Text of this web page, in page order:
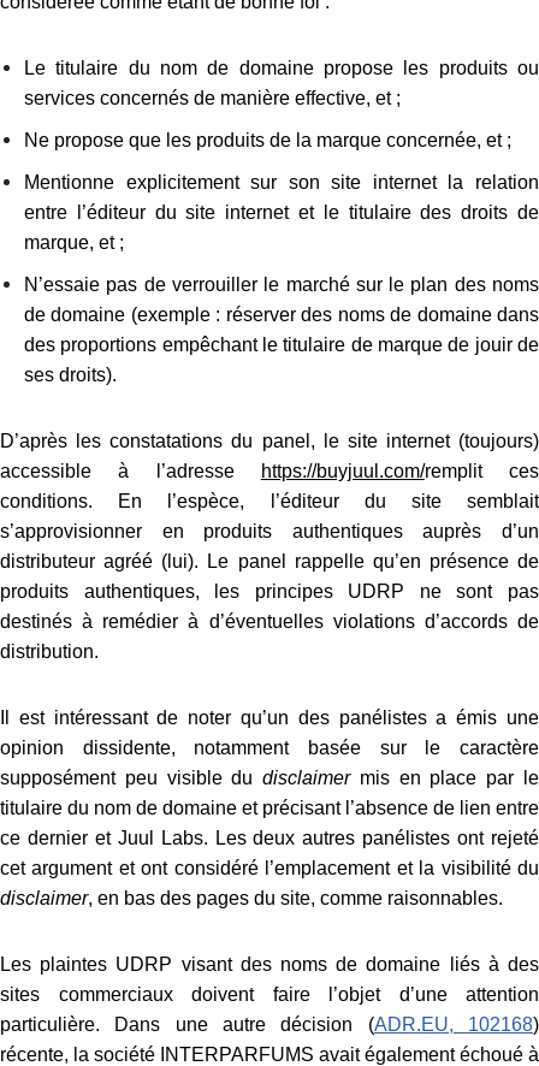
Le titulaire du nom de domaine propose les produits ou
services concernés de manière effective, et ;
Ne propose que les produits de la marque concernée, et ;
Mentionne explicitement sur son site internet la relation
entre l’éditeur du site internet et le titulaire des droits de
marque, et ;
N’essaie pas de verrouiller le marché sur le plan des noms
de domaine (exemple : réserver des noms de domaine dans
des proportions empêchant le titulaire de marque de jouir de
ses droits).
D’après les constatations du panel, le site internet (toujours)
accessible à l’adresse
https://buyjuul.com/remplit ces
conditions. En l’espèce, l’éditeur du site semblait
s’approvisionner en produits authentiques auprès d’un
distributeur agréé (lui). Le panel rappelle qu’en présence de
produits authentiques, les principes UDRP ne sont pas
destinés à remédier à d’éventuelles violations d’accords de
distribution.
Il est intéressant de noter qu’un des panélistes a émis une
opinion dissidente, notamment basée sur le caractère
supposément peu visible dudisclaimer mis en place par le
titulaire du nom de domaine et précisant l’absence de lien entre
ce dernier et Juul Labs. Les deux autres panélistes ont rejeté
cet argument et ont considéré l’emplacement et la visibilité du
disclaimer, en bas des pages du site, comme raisonnables.
Les plaintes UDRP visant des noms de domaine liés à des
sites commerciaux doivent faire l’objet d’une attention
particulière. Dans une autre décision (ADR.EU, 102168)
récente, la société INTERPARFUMS avait également échoué à